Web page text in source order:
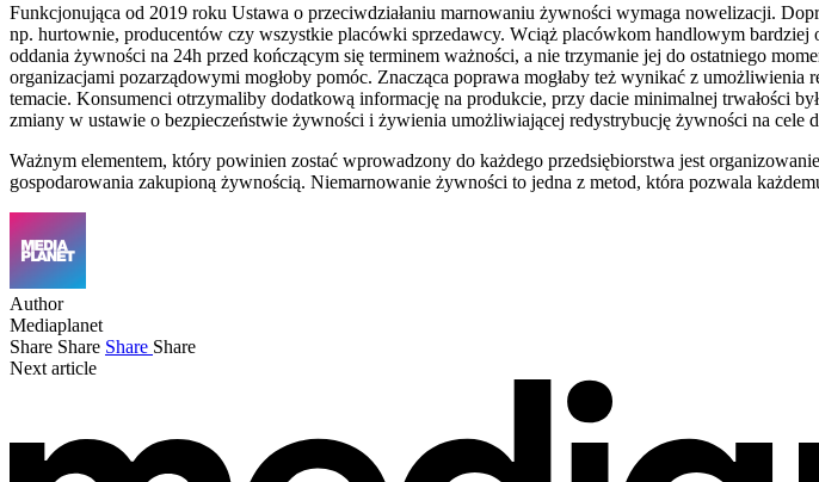
Funkcjonująca od 2019 roku Ustawa o przeciwdziałaniu marnowaniu żywności wymaga nowelizacji.
np. hurtownie, producentów czy wszystkie placówki sprzedawcy. Wciąż placówkom handlowym
oddania żywności na 24h przed kończącym się terminem ważności, a nie trzymanie jej do ostatniego
organizacjami pozarządowymi mogłoby pomóc. Znacząca poprawa mogłaby też wynikać z
temacie. Konsumenci otrzymaliby dodatkową informację na produkcie, przy dacie minimalnej trwałości
zmiany w ustawie o bezpieczeństwie żywności i żywienia umożliwiającej redystrybucję żywności na cele
Ważnym elementem, który powinien zostać wprowadzony do każdego przedsiębiorstwa jest
gospodarowania zakupioną żywnością. Niemarnowanie żywności to jedna z metod, która pozwala
Author
Mediaplanet
Share Share Share Share
Next article